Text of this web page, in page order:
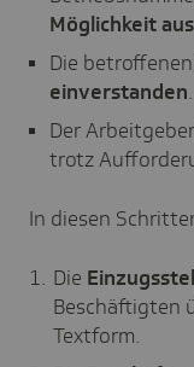
Möglichkeit
Die betroffenen
einverstanden.
Der
trotz
In diesen
Die
Beschäftigten
Textform.